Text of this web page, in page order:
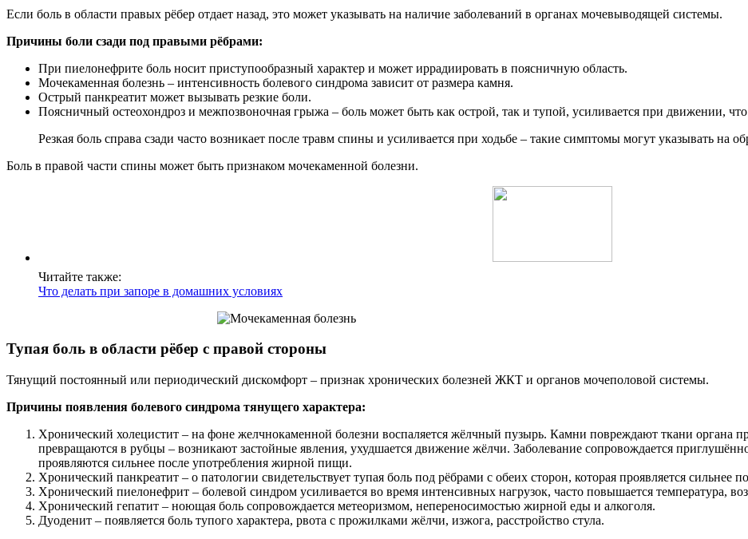
Если боль в области правых рёбер отдает назад, это может указывать на наличие заболеваний в органах мочевыводящей системы.
Причины боли сзади под правыми рёбрами:
При пиелонефрите боль носит приступообразный характер и может иррадиировать в поясничную область.
Мочекаменная болезнь – интенсивность болевого синдрома зависит от размера камня.
Острый панкреатит может вызывать резкие боли.
Поясничный остеохондроз и межпозвоночная грыжа – боль может быть как острой, так и тупой, усиливается при движении, что
Резкая боль справа сзади часто возникает после травм спины и усиливается при ходьбе – такие симптомы могут указывать на
Боль в правой части спины может быть признаком мочекаменной болезни.
Читайте также:
Что делать при запоре в домашних условиях
Тупая боль в области рёбер с правой стороны
Тянущий постоянный или периодический дискомфорт – признак хронических болезней ЖКТ и органов мочеполовой системы.
Причины появления болевого синдрома тянущего характера:
Хронический холецистит – на фоне желчнокаменной болезни воспаляется жёлчный пузырь. Камни повреждают ткани органа
превращаются в рубцы – возникают застойные явления, ухудшается движение жёлчи. Заболевание сопровождается
проявляются сильнее после употребления жирной пищи.
Хронический панкреатит – о патологии свидетельствует тупая боль под рёбрами с обеих сторон, которая проявляется сильнее
Хронический пиелонефрит – болевой синдром усиливается во время интенсивных нагрузок, часто повышается температура,
Хронический гепатит – ноющая боль сопровождается метеоризмом, непереносимостью жирной еды и алкоголя.
Дуоденит – появляется боль тупого характера, рвота с прожилками жёлчи, изжога, расстройство стула.